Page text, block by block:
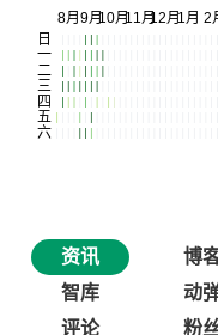
资讯 博
智库
动
评论
粉